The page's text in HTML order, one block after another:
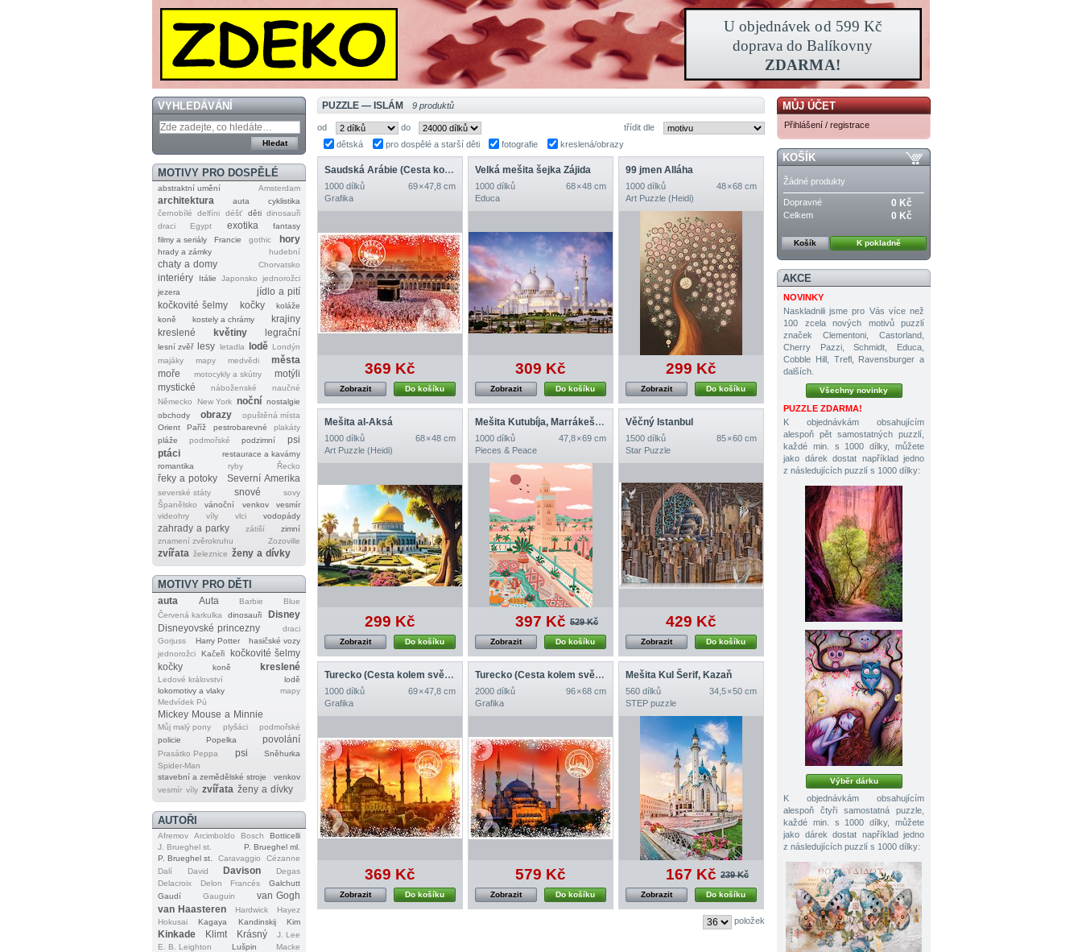
VYHLEDÁVÁNÍ
MOTIVY PRO DOSPĚLÉ
abstraktní umění Amsterdam
architektura auta
cyklistika
černobílé
delfíni déšť děti dinosauři
draci
Egypt exotika
fantasy
filmy a seriály
Francie gothic hory
hrady a zámky hudební
chaty a domy Chorvatsko
interiéry Itálie Japonsko
jednorožci
jezera
jídlo a pití
kočkovité šelmy
kočky
koláže
koně
kostely a chrámy
krajiny
kreslené
květiny legrační
lesní zvěř lesy letadla lodě Londýn
majáky
mapy medvědi
města
moře
motocykly a skútry
motýli
mystické
náboženské
naučné
Německo
New York noční nostalgie
obchody
obrazy
opuštěná místa
Orient
Paříž pestrobarevné
plakáty
pláže
podmořské podzimní
psi
ptáci
restaurace a kavárny
romantika
ryby Řecko
řeky a potoky Severní Amerika
severské státy snové
sovy
Španělsko
vánoční venkov
vesmír
videohry
víly vlci vodopády
zahrady a parky zátiší
zimní
znamení zvěrokruhu
Zozoville
zvířata železnice ženy a dívky
MOTIVY PRO DĚTI
auta Auta Barbie
Blue
Červená karkulka
dinosauři
Disney
Disneyovské princezny
draci
Gorjuss
Harry Potter
hasičské vozy
jednorožci
Kačeři
kočkovité šelmy
kočky
koně kreslené
Ledové království
lodě
lokomotivy a vlaky
mapy
Medvídek Pú
Mickey Mouse a Minnie
Můj malý pony plyšáci
podmořské
policie
Popelka povolání
Prasátko Peppa psi
Sněhurka
Spider‐Man
stavební a zemědělské stroje
venkov
vesmír víly zvířata ženy a dívky
AUTOŘI
Afremov Arcimboldo Bosch
Botticelli
J. Brueghel st.
P. Brueghel ml.
P. Brueghel st.
Caravaggio
Cézanne
Dalí
David Davison
Degas
Delacroix
Delon Francés
Galchutt
Gaudí
Gauguin
van Gogh
van Haasteren
Hardwick
Hayez
Hokusai
Kagaya Kandinskij Kim
Kinkade Klimt Krásný
J. Lee
E. B. Leighton
Lušpin Macke
PUZZLE — ISLÁM 9 produktů
od do
třídit dle
dětská
pro dospělé a starší děti fotografie kreslená/obrazy
Saudská Arábie (Cesta kolem světa)
1000 dílků
69 × 47,8 cm
Grafika
369 Kč
Do košíku
Zobrazit
Velká mešita šejka Zájida
1000 dílků
68 × 48 cm
Educa
309 Kč
Do košíku
Zobrazit
99 jmen Alláha
1000 dílků
48 × 68 cm
Art Puzzle (Heidi)
299 Kč
Do košíku
Zobrazit
Mešita al-Aksá
1000 dílků
68 × 48 cm
Art Puzzle (Heidi)
299 Kč
Do košíku
Zobrazit
Mešita Kutubíja, Marrákeš, Maroko
1000 dílků
47,8 × 69 cm
Pieces & Peace
397 Kč 529 Kč
Do košíku
Zobrazit
Věčný Istanbul
1500 dílků
85 × 60 cm
Star Puzzle
429 Kč
Do košíku
Zobrazit
Turecko (Cesta kolem světa)
1000 dílků
69 × 47,8 cm
Grafika
369 Kč
Do košíku
Zobrazit
Turecko (Cesta kolem světa)
2000 dílků
96 × 68 cm
Grafika
579 Kč
Do košíku
Zobrazit
Mešita Kul Šerif, Kazaň
560 dílků
34,5 × 50 cm
STEP puzzle
167 Kč 239 Kč
Do košíku
Zobrazit
položek
MŮJ ÚČET
Přihlášení / registrace
KOŠÍK
Žádné produkty
Dopravné 0 Kč
Celkem 0 Kč
Košík K pokladně
AKCE
NOVINKY
Naskladnili jsme pro Vás více než
100 zcela nových motivů puzzlí
značek Clementoni, Castorland,
Cherry Pazzi, Schmidt, Educa,
Cobble Hill, Trefl, Ravensburger a
dalších.
Všechny novinky
PUZZLE ZDARMA!
K objednávkám obsahujícím
alespoň pět samostatných puzzlí,
každé min. s 1000 dílky, můžete
jako dárek dostat například jedno
z následujících puzzlí s 1000 dílky:
Výběr dárku
K objednávkám obsahujícím
alespoň čtyři samostatná puzzle,
každé min. s 1000 dílky, můžete
jako dárek dostat například jedno
z následujících puzzlí s 1000 dílky: